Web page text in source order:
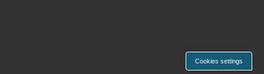
Cookies settings